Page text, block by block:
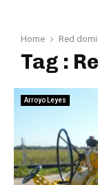
Home Red
Tag :
Arroyo Leyes